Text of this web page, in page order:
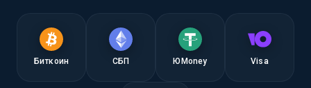
Биткоин СБП ЮMoney Visa